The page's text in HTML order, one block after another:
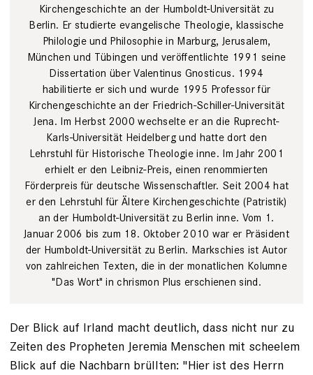
Kirchengeschichte an der Humboldt-Universität zu
Berlin. Er studierte evangelische Theologie, klassische
Philologie und Philosophie in Marburg, Jerusalem,
München und Tübingen und veröffentlichte 1991 seine
Dissertation über Valentinus Gnosticus. 1994
habilitierte er sich und wurde 1995 Professor für
Kirchengeschichte an der Friedrich-Schiller-Universität
Jena. Im Herbst 2000 wechselte er an die Ruprecht-
Karls-Universität Heidelberg und hatte dort den
Lehrstuhl für Historische Theologie inne. Im Jahr 2001
erhielt er den Leibniz-Preis, einen renommierten
Förderpreis für deutsche Wissenschaftler. Seit 2004 hat
er den Lehrstuhl für Ältere Kirchengeschichte (Patristik)
an der Humboldt-Universität zu Berlin inne. Vom 1.
Januar 2006 bis zum 18. Oktober 2010 war er Präsident
der Humboldt-Universität zu Berlin. Markschies ist Autor
von zahlreichen Texten, die in der monatlichen Kolumne
"Das Wort" in chrismon Plus erschienen sind.
Der Blick auf Irland macht deutlich, dass nicht nur zu
Zeiten des Propheten Jeremia Menschen mit scheelem
Blick auf die Nachbarn brüllten: "Hier ist des Herrn